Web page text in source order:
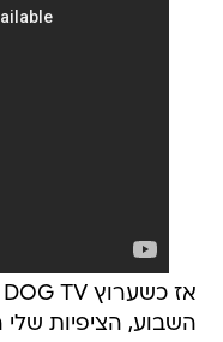
השבוע, הציפיות שלי